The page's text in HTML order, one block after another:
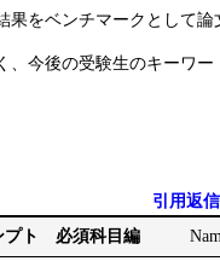
をベンチマークとして
今後の受験生のキーワ
引用返信
プト 必須科目編